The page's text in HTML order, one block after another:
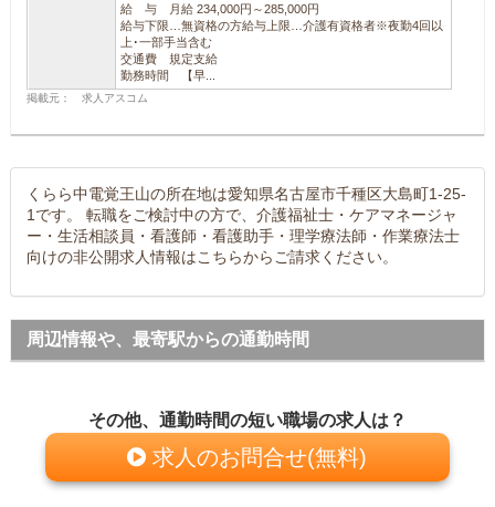
給 与 月給 234,000円～285,000円
給与下限…無資格の方給与上限…介護有資格者※夜勤4回以
上･一部手当含む
交通費 規定支給
勤務時間 【早...
掲載元： 求人アスコム
くらら中電覚王山の所在地は愛知県名古屋市千種区大島町1-25-
1です。 転職をご検討中の方で、介護福祉士・ケアマネージャ
ー・生活相談員・看護師・看護助手・理学療法師・作業療法士
向けの非公開求人情報はこちらからご請求ください。
周辺情報や、最寄駅からの通勤時間
その他、通勤時間の短い職場の求人は？
求人のお問合せ(無料)